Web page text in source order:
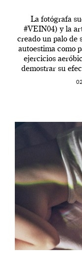
La fotógrafa
#VEIN04) y la
creado un palo de
autoestima como
ejercicios
demostrar su